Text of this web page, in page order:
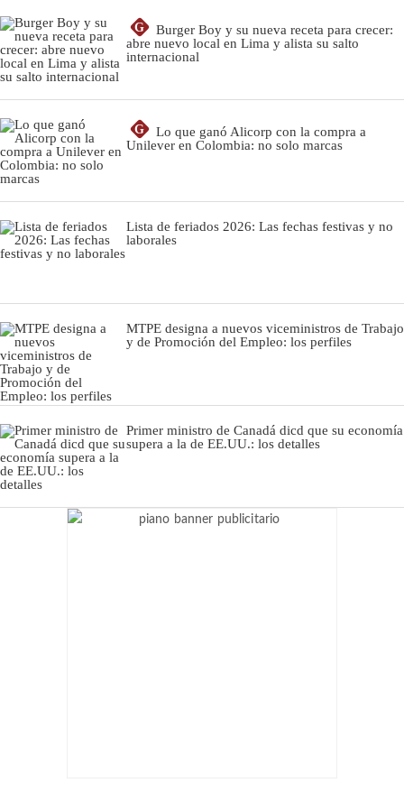
G
Burger Boy y su nueva receta para crecer:
abre nuevo local en Lima y alista su salto
internacional
G
Lo que ganó Alicorp con la compra a
Unilever en Colombia: no solo marcas
Lista de feriados 2026: Las fechas festivas y no
laborales
MTPE designa a nuevos viceministros de Trabajo
y de Promoción del Empleo: los perfiles
Primer ministro de Canadá dicd que su economía
supera a la de EE.UU.: los detalles